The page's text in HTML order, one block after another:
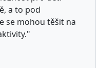
a to pod
se mohou těšit na